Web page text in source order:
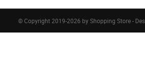
© Copyright 2019-2026 by Shopping Store -